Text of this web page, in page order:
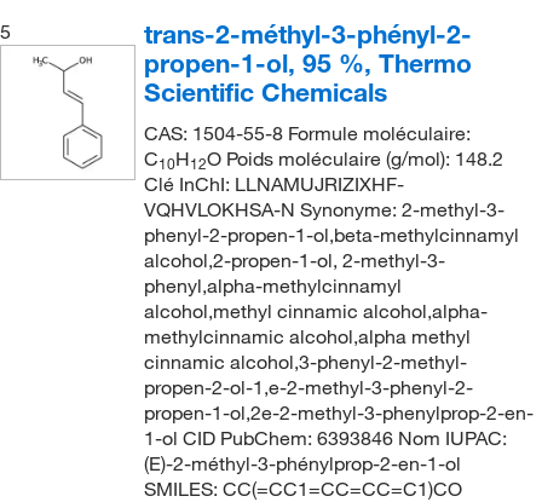
5
trans-2-méthyl-3-phényl-2-
propen-1-ol, 95 %, Thermo
Scientific Chemicals
CAS: 1504-55-8 Formule moléculaire:
C10H12O Poids moléculaire (g/mol): 148.2
Clé InChI: LLNAMUJRIZIXHF-
VQHVLOKHSA-N Synonyme: 2-methyl-3-
phenyl-2-propen-1-ol,beta-methylcinnamyl
alcohol,2-propen-1-ol, 2-methyl-3-
phenyl,alpha-methylcinnamyl
alcohol,methyl cinnamic alcohol,alpha-
methylcinnamic alcohol,alpha methyl
cinnamic alcohol,3-phenyl-2-methyl-
propen-2-ol-1,e-2-methyl-3-phenyl-2-
propen-1-ol,2e-2-methyl-3-phenylprop-2-en-
1-ol CID PubChem: 6393846 Nom IUPAC:
(E)-2-méthyl-3-phénylprop-2-en-1-ol
SMILES: CC(=CC1=CC=CC=C1)CO